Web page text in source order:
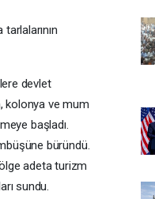
devlet
kolonya ve mum
başladı.
büründü.
adeta turizm
sundu.